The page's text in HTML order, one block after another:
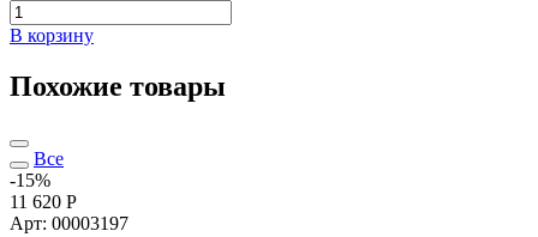
В корзину
Похожие товары
Все
-15%
11 620 Р
Арт: 00003197